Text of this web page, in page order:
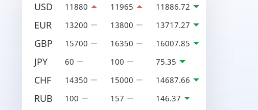
USD 11880 11965 11886.72
EUR 13200 13800 13717.27
GBP 15700 16350 16007.85
JPY 60 100 75.35
CHF 14350 15000 14687.66
RUB 100 157 146.37